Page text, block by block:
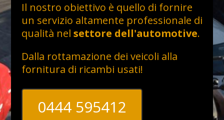
Il nostro obiettivo è quello di fornire
un servizio altamente professionale di
qualità nel settore dell'automotive.
Dalla rottamazione dei veicoli alla
fornitura di ricambi usati!
0444 595412